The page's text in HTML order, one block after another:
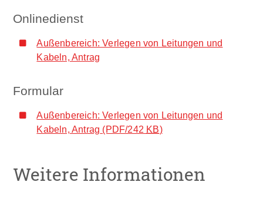
Onlinedienst
Außenbereich: Verlegen von Leitungen und
Kabeln, Antrag
Formular
Außenbereich: Verlegen von Leitungen und
Kabeln, Antrag (PDF/242 KB)
Weitere Informationen